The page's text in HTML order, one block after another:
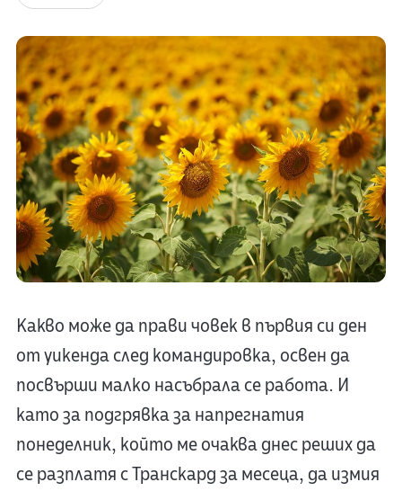
Какво може да прави човек в първия си ден
от уикенда след командировка, освен да
посвърши малко насъбрала се работа. И
като за подгрявка за напрегнатия
понеделник, който ме очаква днес реших да
се разплатя с Транскард за месеца, да измия